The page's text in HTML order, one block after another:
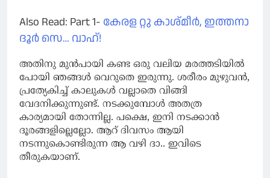
Also Read: Part 1- കേരള റ്റു കാശ്മീർ, ഇത്തനാ
ദൂർ സെ… വാഹ്!
അതിനു മുൻപായി കണ്ട ഒരു വലിയ മരത്തടിയിൽ
പോയി ഞങ്ങൾ വെറുതെ ഇരുന്നു. ശരീരം മുഴുവൻ,
പ്രത്യേകിച്ച് കാലുകൾ വല്ലാതെ വിങ്ങി
വേദനിക്കുന്നുണ്ട്. നടക്കുമ്പോൾ അതത്ര
കാര്യമായി തോന്നില്ല. പക്ഷെ, ഇനി നടക്കാൻ
ദൂരങ്ങളില്ലെല്ലോ. ആറ് ദിവസം ആയി
നടന്നുകൊണ്ടിരുന്ന ആ വഴി ദാ.. ഇവിടെ
തീരുകയാണ്.